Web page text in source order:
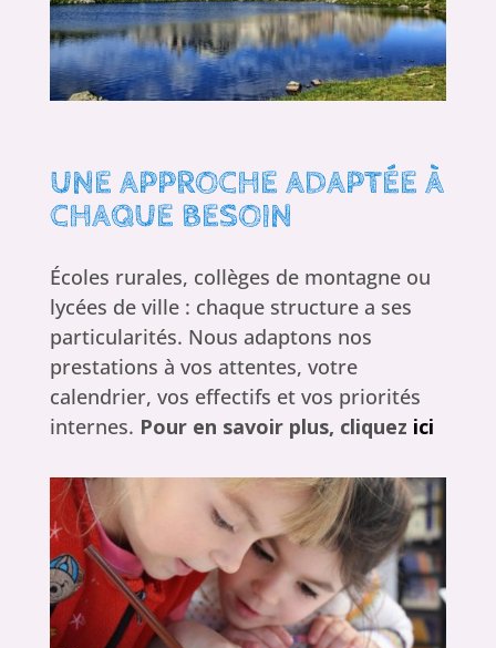
UNE APPROCHE ADAPTÉE À
CHAQUE BESOIN
Écoles rurales, collèges de montagne ou
lycées de ville : chaque structure a ses
particularités. Nous adaptons nos
prestations à vos attentes, votre
calendrier, vos effectifs et vos priorités
internes. Pour en savoir plus, cliquez ici